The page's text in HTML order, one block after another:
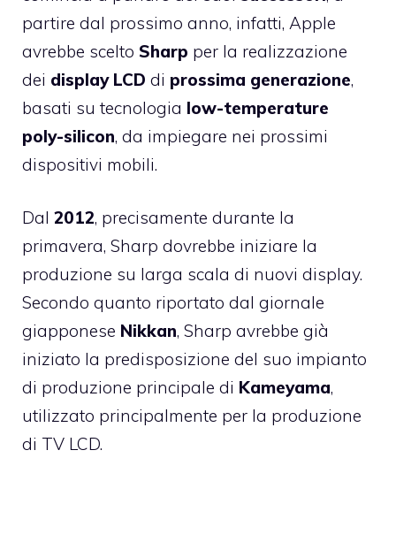
partire dal prossimo anno, infatti, Apple
avrebbe scelto Sharp per la realizzazione
dei display LCD di prossima generazione,
basati su tecnologia low-temperature
poly-silicon, da impiegare nei prossimi
dispositivi mobili.
Dal 2012, precisamente durante la
primavera, Sharp dovrebbe iniziare la
produzione su larga scala di nuovi display.
Secondo quanto riportato dal giornale
giapponese Nikkan, Sharp avrebbe già
iniziato la predisposizione del suo impianto
di produzione principale di Kameyama,
utilizzato principalmente per la produzione
di TV LCD.